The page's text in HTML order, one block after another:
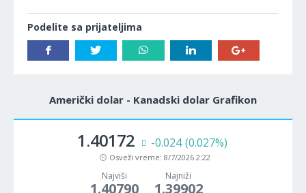
Podelite sa prijateljima
Američki dolar - Kanadski dolar Grafikon
1.40172 -0.024 (0.027%)
Osveži vreme: 8/7/2026 2:22
Najviši
1.40790
Najniži
1.39902